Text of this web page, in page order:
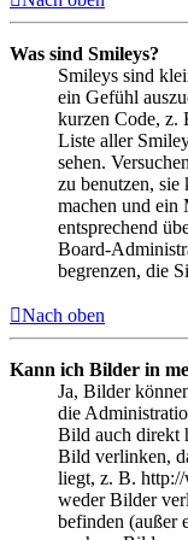
Was sind Smileys?
Smileys sind
ein Gefühl
kurzen Code, z.
Liste aller
sehen.
zu benutzen, sie
machen und ein
entsprechend
Board-
begrenzen, die
Nach oben
Kann ich Bilder in
Ja, Bilder
die
Bild auch direkt
Bild verlinken,
liegt, z. B.
weder Bilder
befinden (außer